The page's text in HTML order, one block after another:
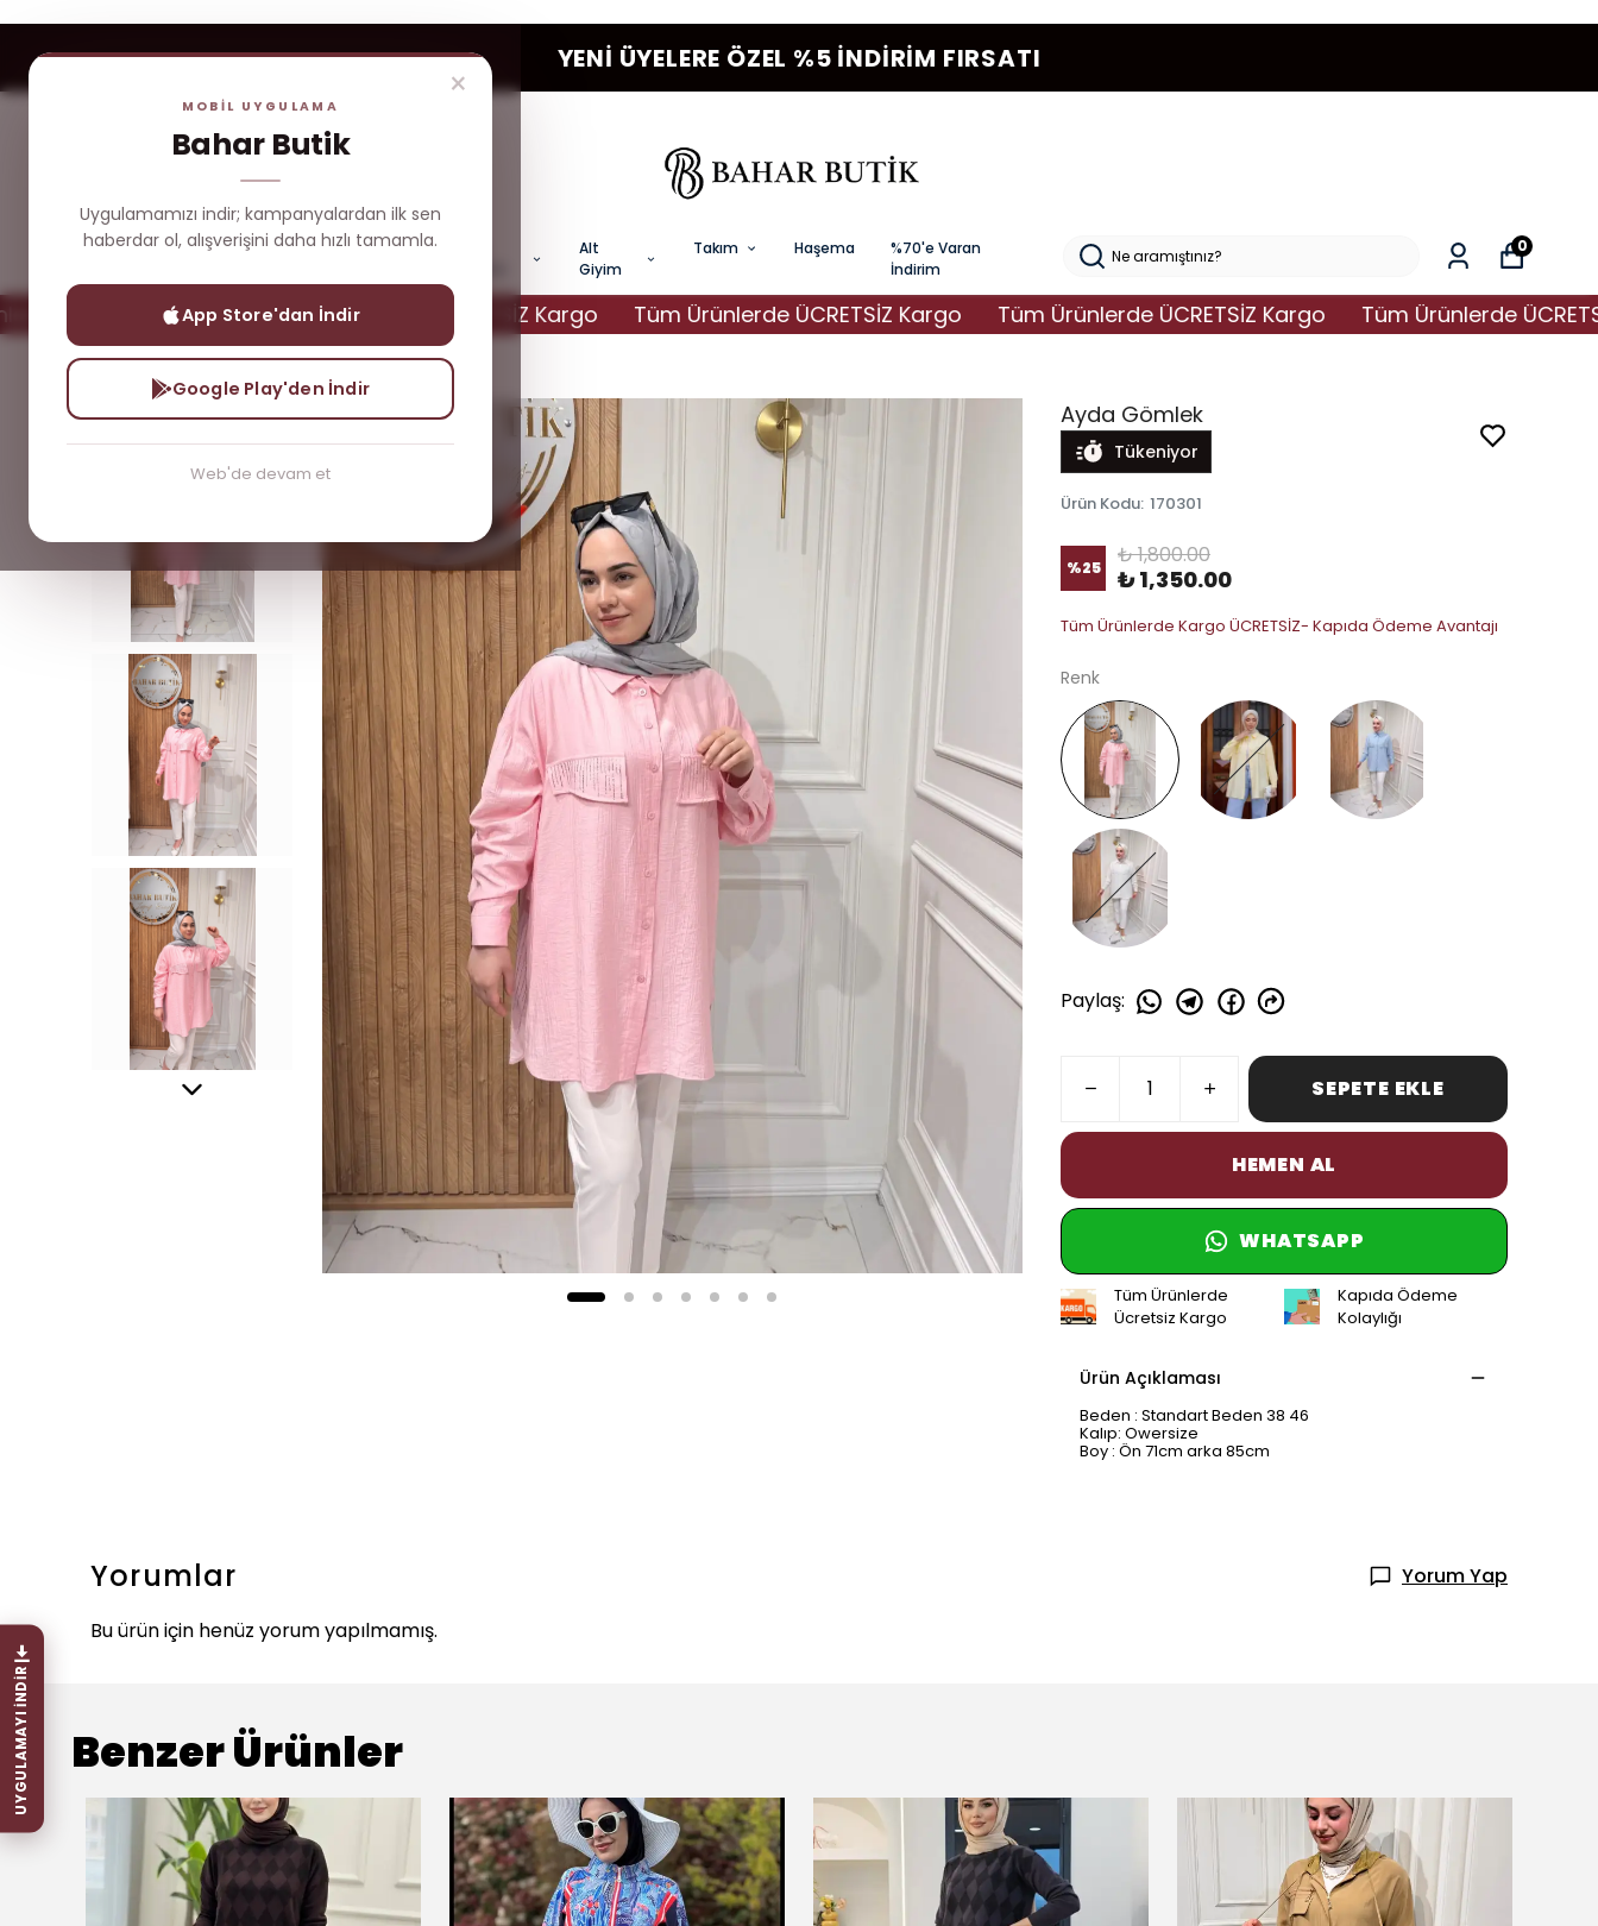
UYGULAMAYI İNDİR
×
MOBİL UYGULAMA
Bahar Butik
Uygulamamızı indir; kampanyalardan ilk sen
haberdar ol, alışverişini daha hızlı tamamla.
App Store'dan İndir
Google Play'den İndir
Web'de devam et
YENI ÜYELERE ÖZEL %5 İNDIRIM FIRSATI
Yeni
Çok
Üst
Alt
Giyim
Takım Haşema
%70'e Varan
İndirim
0
Kargo Tüm Ürünlerde ÜCRETSİZ Kargo Tüm Ürünlerde ÜCRETSİZ Kargo Tüm Ürünlerde ÜCRETSİZ Kargo Tüm Ürünlerde ÜCRETSİZ
Yeni Gelenler Ayda Gömlek
Ayda Gömlek
Tükeniyor
Ürün Kodu: 170301
%25 ₺ 1,800.00
₺ 1,350.00
Tüm Ürünlerde Kargo ÜCRETSİZ- Kapıda Ödeme Avantajı
Renk
Paylaş:
SEPETE EKLE
HEMEN AL
WHATSAPP
Tüm Ürünlerde
Ücretsiz Kargo
Kapıda Ödeme
Kolaylığı
Ürün Açıklaması
Beden : Standart Beden 38 46
Kalıp: Owersize
Boy : Ön 71cm arka 85cm
Yorumlar
Yorum Yap
Bu ürün için henüz yorum yapılmamış.
Benzer Ürünler